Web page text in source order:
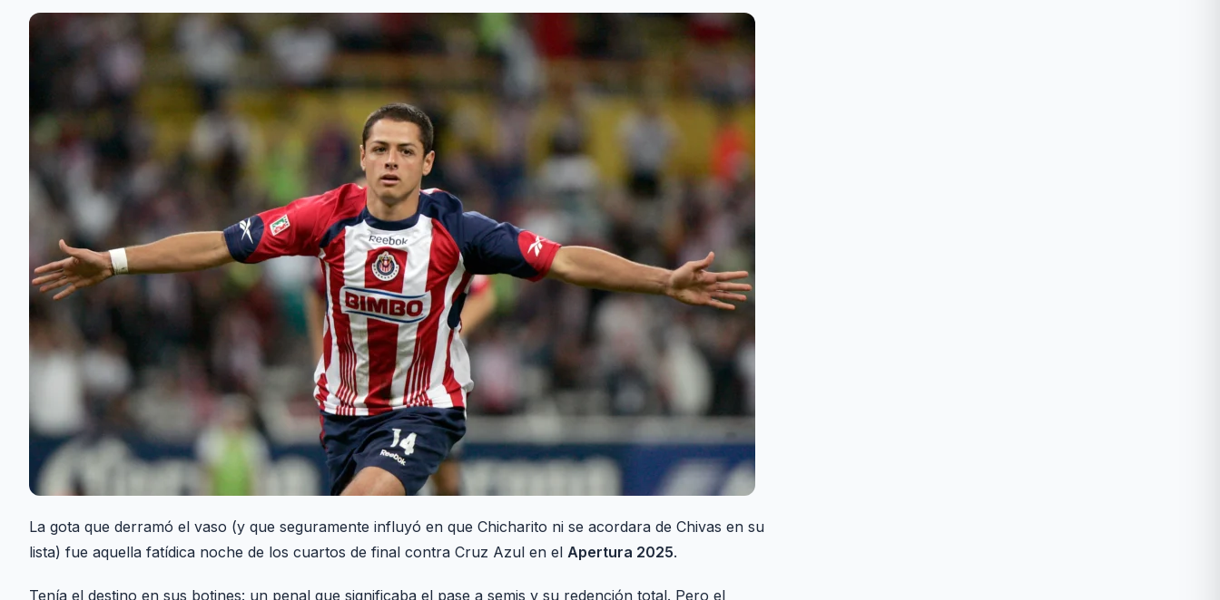
La gota que derramó el vaso (y que seguramente influyó en que Chicharito ni se acordara de Chivas en su
lista) fue aquella fatídica noche de los cuartos de final contra Cruz Azul en el Apertura 2025.
Tenía el destino en sus botines: un penal que significaba el pase a semis y su redención total. Pero el